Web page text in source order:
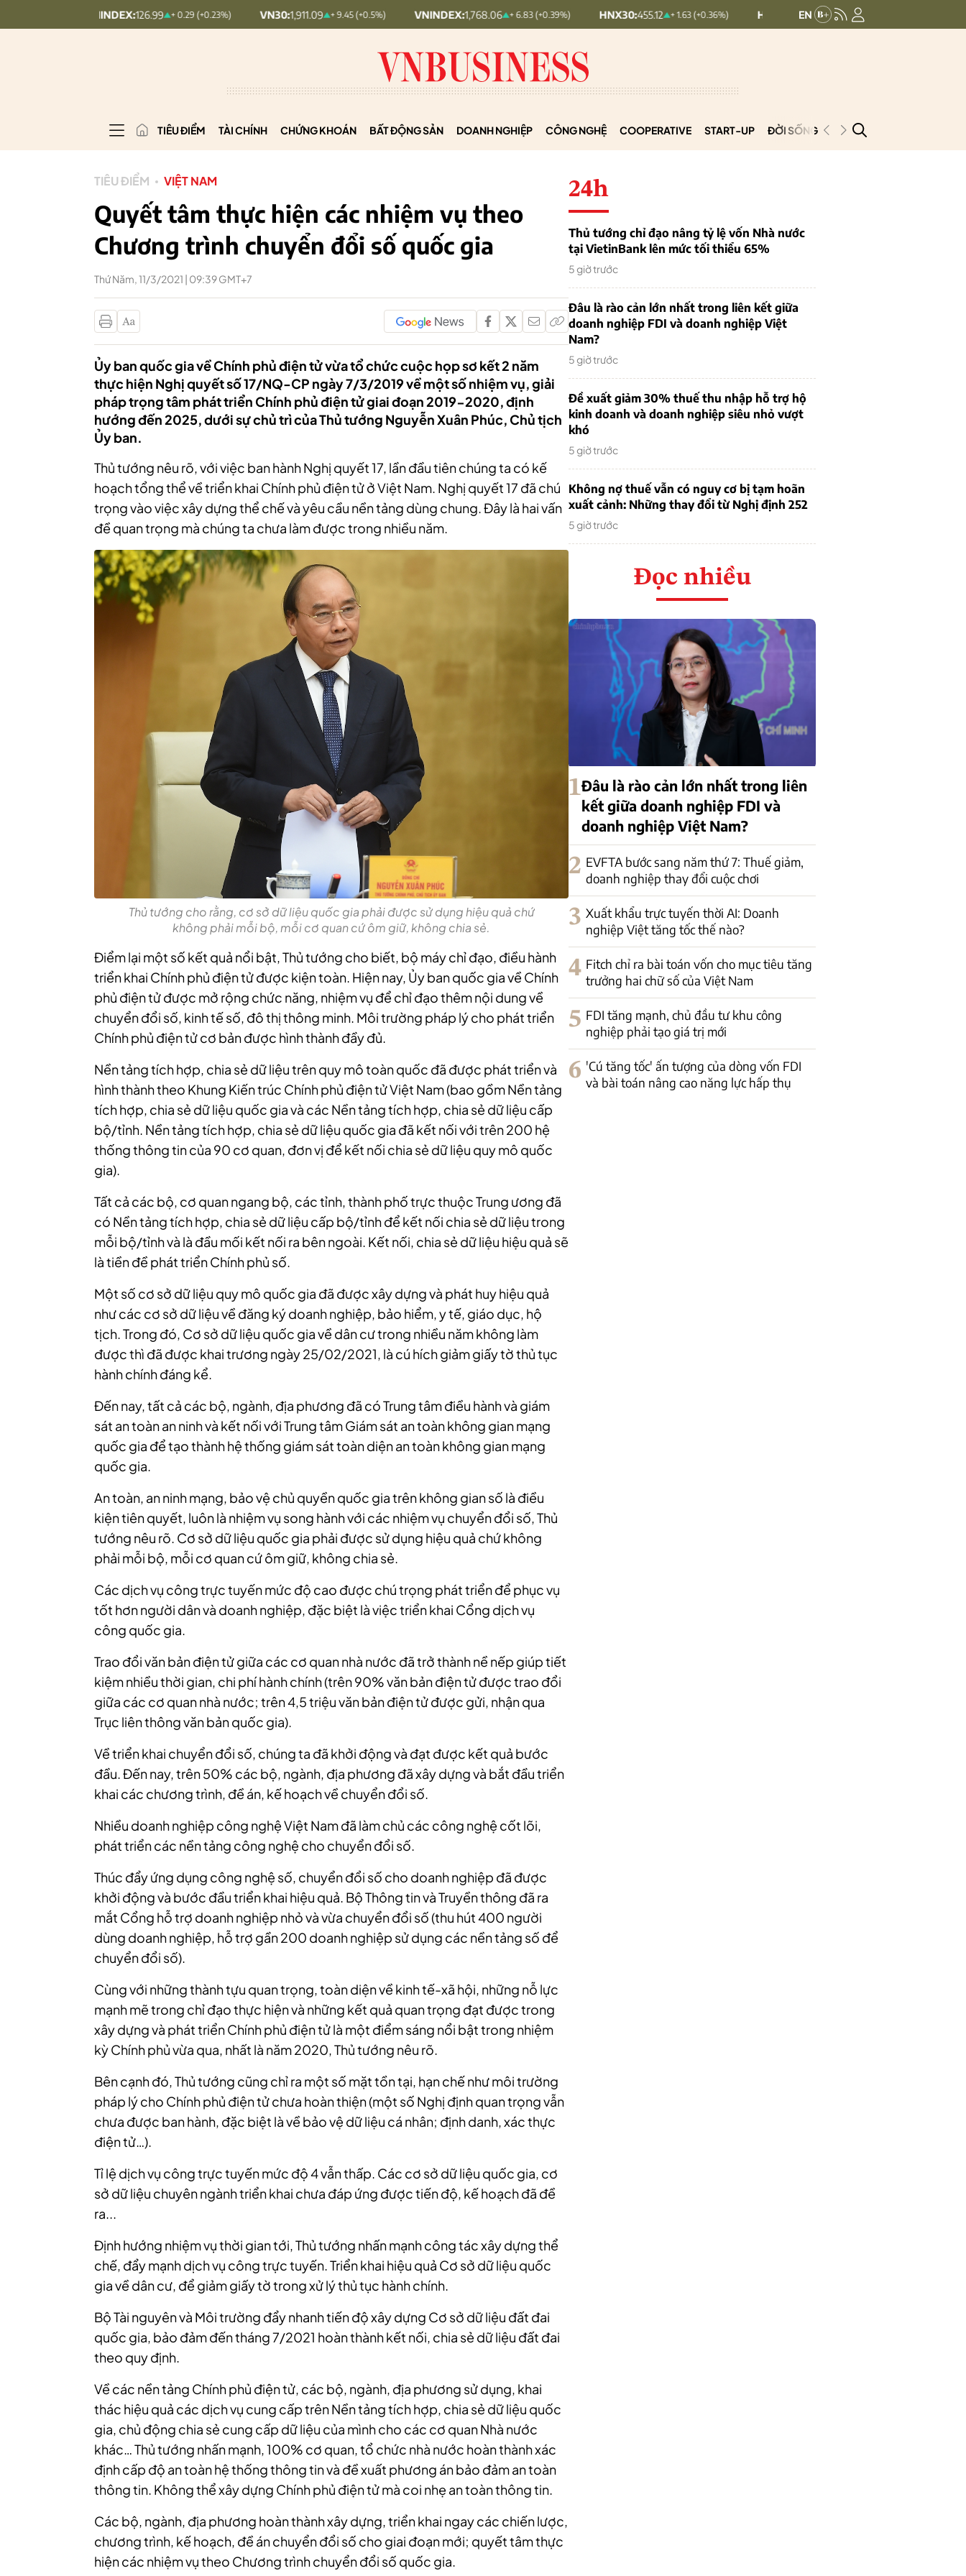
126.99 + 0.29 (+0.23%) VN30:1,911.09 + 9.45 (+0.5%) VNINDEX: 1,768.06 + 6.83 (+0.39%) HNX30: 455.12 + 1.63 (+0.36%) HNXINDEX: 293.44 + 0.25 (+0.09%)
TIÊU ĐIỂM TÀI CHÍNH CHỨNG KHOÁN BẤT ĐỘNG SẢN DOANH NGHIỆP CÔNG NGHỆ COOPERATIVE START-UP ĐỜI SỐNG PODCAST
TIÊU ĐIỂM VIỆT NAM
Quyết tâm thực hiện các nhiệm vụ theo
Chương trình chuyển đổi số quốc gia
Thứ Năm, 11/3/2021 | 09:39 GMT+7
Ủy ban quốc gia về Chính phủ điện tử vừa tổ chức cuộc họp sơ kết 2 năm
thực hiện Nghị quyết số 17/NQ-CP ngày 7/3/2019 về một số nhiệm vụ, giải
pháp trọng tâm phát triển Chính phủ điện tử giai đoạn 2019-2020, định
hướng đến 2025, dưới sự chủ trì của Thủ tướng Nguyễn Xuân Phúc, Chủ tịch
Ủy ban.
Thủ tướng nêu rõ, với việc ban hành Nghị quyết 17, lần đầu tiên chúng ta có kế
hoạch tổng thể về triển khai Chính phủ điện tử ở Việt Nam. Nghị quyết 17 đã chú
trọng vào việc xây dựng thể chế và yêu cầu nền tảng dùng chung. Đây là hai vấn
đề quan trọng mà chúng ta chưa làm được trong nhiều năm.
Thủ tướng cho rằng, cơ sở dữ liệu quốc gia phải được sử dụng hiệu quả chứ
không phải mỗi bộ, mỗi cơ quan cứ ôm giữ, không chia sẻ.
Điểm lại một số kết quả nổi bật, Thủ tướng cho biết, bộ máy chỉ đạo, điều hành
triển khai Chính phủ điện tử được kiện toàn. Hiện nay, Ủy ban quốc gia về Chính
phủ điện tử được mở rộng chức năng, nhiệm vụ để chỉ đạo thêm nội dung về
chuyển đổi số, kinh tế số, đô thị thông minh. Môi trường pháp lý cho phát triển
Chính phủ điện tử cơ bản được hình thành đầy đủ.
Nền tảng tích hợp, chia sẻ dữ liệu trên quy mô toàn quốc đã được phát triển và
hình thành theo Khung Kiến trúc Chính phủ điện tử Việt Nam (bao gồm Nền tảng
tích hợp, chia sẻ dữ liệu quốc gia và các Nền tảng tích hợp, chia sẻ dữ liệu cấp
bộ/tỉnh. Nền tảng tích hợp, chia sẻ dữ liệu quốc gia đã kết nối với trên 200 hệ
thống thông tin của 90 cơ quan, đơn vị để kết nối chia sẻ dữ liệu quy mô quốc
gia).
Tất cả các bộ, cơ quan ngang bộ, các tỉnh, thành phố trực thuộc Trung ương đã
có Nền tảng tích hợp, chia sẻ dữ liệu cấp bộ/tỉnh để kết nối chia sẻ dữ liệu trong
mỗi bộ/tỉnh và là đầu mối kết nối ra bên ngoài. Kết nối, chia sẻ dữ liệu hiệu quả sẽ
là tiền đề phát triển Chính phủ số.
Một số cơ sở dữ liệu quy mô quốc gia đã được xây dựng và phát huy hiệu quả
như các cơ sở dữ liệu về đăng ký doanh nghiệp, bảo hiểm, y tế, giáo dục, hộ
tịch. Trong đó, Cơ sở dữ liệu quốc gia về dân cư trong nhiều năm không làm
được thì đã được khai trương ngày 25/02/2021, là cú hích giảm giấy tờ thủ tục
hành chính đáng kể.
Đến nay, tất cả các bộ, ngành, địa phương đã có Trung tâm điều hành và giám
sát an toàn an ninh và kết nối với Trung tâm Giám sát an toàn không gian mạng
quốc gia để tạo thành hệ thống giám sát toàn diện an toàn không gian mạng
quốc gia.
An toàn, an ninh mạng, bảo vệ chủ quyền quốc gia trên không gian số là điều
kiện tiên quyết, luôn là nhiệm vụ song hành với các nhiệm vụ chuyển đổi số, Thủ
tướng nêu rõ. Cơ sở dữ liệu quốc gia phải được sử dụng hiệu quả chứ không
phải mỗi bộ, mỗi cơ quan cứ ôm giữ, không chia sẻ.
Các dịch vụ công trực tuyến mức độ cao được chú trọng phát triển để phục vụ
tốt hơn người dân và doanh nghiệp, đặc biệt là việc triển khai Cổng dịch vụ
công quốc gia.
Trao đổi văn bản điện tử giữa các cơ quan nhà nước đã trở thành nề nếp giúp tiết
kiệm nhiều thời gian, chi phí hành chính (trên 90% văn bản điện tử được trao đổi
giữa các cơ quan nhà nước; trên 4,5 triệu văn bản điện tử được gửi, nhận qua
Trục liên thông văn bản quốc gia).
Về triển khai chuyển đổi số, chúng ta đã khởi động và đạt được kết quả bước
đầu. Đến nay, trên 50% các bộ, ngành, địa phương đã xây dựng và bắt đầu triển
khai các chương trình, đề án, kế hoạch về chuyển đổi số.
Nhiều doanh nghiệp công nghệ Việt Nam đã làm chủ các công nghệ cốt lõi,
phát triển các nền tảng công nghệ cho chuyển đổi số.
Thúc đẩy ứng dụng công nghệ số, chuyển đổi số cho doanh nghiệp đã được
khởi động và bước đầu triển khai hiệu quả. Bộ Thông tin và Truyền thông đã ra
mắt Cổng hỗ trợ doanh nghiệp nhỏ và vừa chuyển đổi số (thu hút 400 người
dùng doanh nghiệp, hỗ trợ gần 200 doanh nghiệp sử dụng các nền tảng số để
chuyển đổi số).
Cùng với những thành tựu quan trọng, toàn diện về kinh tế-xã hội, những nỗ lực
mạnh mẽ trong chỉ đạo thực hiện và những kết quả quan trọng đạt được trong
xây dựng và phát triển Chính phủ điện tử là một điểm sáng nổi bật trong nhiệm
kỳ Chính phủ vừa qua, nhất là năm 2020, Thủ tướng nêu rõ.
Bên cạnh đó, Thủ tướng cũng chỉ ra một số mặt tồn tại, hạn chế như môi trường
pháp lý cho Chính phủ điện tử chưa hoàn thiện (một số Nghị định quan trọng vẫn
chưa được ban hành, đặc biệt là về bảo vệ dữ liệu cá nhân; định danh, xác thực
điện tử…).
Tỉ lệ dịch vụ công trực tuyến mức độ 4 vẫn thấp. Các cơ sở dữ liệu quốc gia, cơ
sở dữ liệu chuyên ngành triển khai chưa đáp ứng được tiến độ, kế hoạch đã đề
ra...
Định hướng nhiệm vụ thời gian tới, Thủ tướng nhấn mạnh công tác xây dựng thể
chế, đẩy mạnh dịch vụ công trực tuyến. Triển khai hiệu quả Cơ sở dữ liệu quốc
gia về dân cư, để giảm giấy tờ trong xử lý thủ tục hành chính.
Bộ Tài nguyên và Môi trường đẩy nhanh tiến độ xây dựng Cơ sở dữ liệu đất đai
quốc gia, bảo đảm đến tháng 7/2021 hoàn thành kết nối, chia sẻ dữ liệu đất đai
theo quy định.
Về các nền tảng Chính phủ điện tử, các bộ, ngành, địa phương sử dụng, khai
thác hiệu quả các dịch vụ cung cấp trên Nền tảng tích hợp, chia sẻ dữ liệu quốc
gia, chủ động chia sẻ cung cấp dữ liệu của mình cho các cơ quan Nhà nước
khác… Thủ tướng nhấn mạnh, 100% cơ quan, tổ chức nhà nước hoàn thành xác
định cấp độ an toàn hệ thống thông tin và đề xuất phương án bảo đảm an toàn
thông tin. Không thể xây dựng Chính phủ điện tử mà coi nhẹ an toàn thông tin.
Các bộ, ngành, địa phương hoàn thành xây dựng, triển khai ngay các chiến lược,
chương trình, kế hoạch, đề án chuyển đổi số cho giai đoạn mới; quyết tâm thực
hiện các nhiệm vụ theo Chương trình chuyển đổi số quốc gia.
24h
Thủ tướng chỉ đạo nâng tỷ lệ vốn Nhà nước
tại VietinBank lên mức tối thiểu 65%
5 giờ trước
Đâu là rào cản lớn nhất trong liên kết giữa
doanh nghiệp FDI và doanh nghiệp Việt
Nam?
5 giờ trước
Đề xuất giảm 30% thuế thu nhập hỗ trợ hộ
kinh doanh và doanh nghiệp siêu nhỏ vượt
khó
5 giờ trước
Không nợ thuế vẫn có nguy cơ bị tạm hoãn
xuất cảnh: Những thay đổi từ Nghị định 252
5 giờ trước
Đọc nhiều
1Đâu là rào cản lớn nhất trong liên
kết giữa doanh nghiệp FDI và
doanh nghiệp Việt Nam?
2 EVFTA bước sang năm thứ 7: Thuế giảm,
doanh nghiệp thay đổi cuộc chơi
3 Xuất khẩu trực tuyến thời AI: Doanh
nghiệp Việt tăng tốc thế nào?
4 Fitch chỉ ra bài toán vốn cho mục tiêu tăng
trưởng hai chữ số của Việt Nam
5 FDI tăng mạnh, chủ đầu tư khu công
nghiệp phải tạo giá trị mới
6 'Cú tăng tốc' ấn tượng của dòng vốn FDI
và bài toán nâng cao năng lực hấp thụ